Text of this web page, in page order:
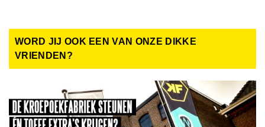
WORD JIJ OOK EEN VAN ONZE DIKKE
VRIENDEN?